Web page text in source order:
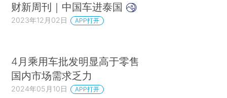
财新周刊｜中国车进泰国
2023年12月02日 APP打开
4月乘用车批发明显高于零售
国内市场需求乏力
2024年05月10日 APP打开